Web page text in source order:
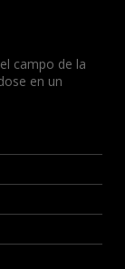
campo de la
en un